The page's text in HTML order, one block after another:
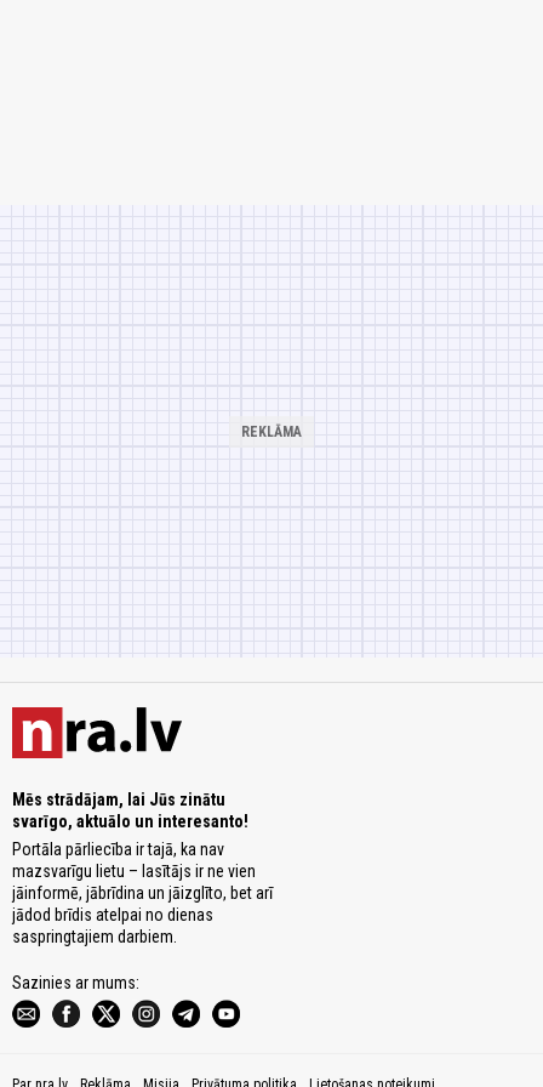
Mēs strādājam, lai Jūs zinātu
svarīgo, aktuālo un interesanto!
Portāla pārliecība ir tajā, ka nav
mazsvarīgu lietu – lasītājs ir ne vien
jāinformē, jābrīdina un jāizglīto, bet arī
jādod brīdis atelpai no dienas
saspringtajiem darbiem.
Sazinies ar mums: